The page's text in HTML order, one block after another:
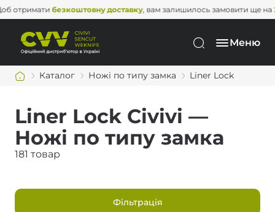
безкоштовну доставку, вам залишилось замовити ще на2 000
Меню
Каталог Ножі по типу замка Liner Lock
Liner Lock Civivi —
Ножі по типу замка
181 товар
Фільтрація